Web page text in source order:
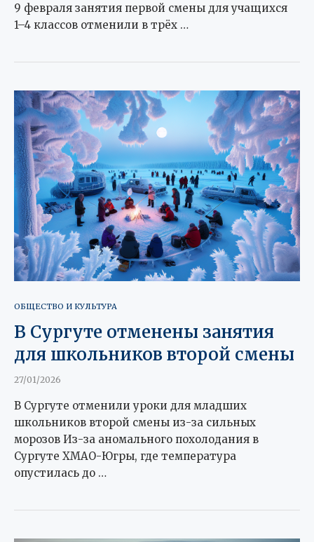
9 февраля занятия первой смены для учащихся
1–4 классов отменили в трёх …
ОБЩЕСТВО И КУЛЬТУРА
В Сургуте отменены занятия
для школьников второй смены
27/01/2026
В Сургуте отменили уроки для младших
школьников второй смены из-за сильных
морозов Из-за аномального похолодания в
Сургуте ХМАО-Югры, где температура
опустилась до …